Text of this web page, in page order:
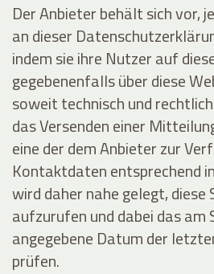
Der Anbieter behält sich vor,
an dieser
indem sie ihre Nutzer auf
gegebenenfalls über diese
soweit technisch und
das Versenden einer
eine der dem Anbieter zur
Kontaktdaten entsprechend
wird daher nahe gelegt,
aufzurufen und dabei das am
angegebene Datum der
prüfen.